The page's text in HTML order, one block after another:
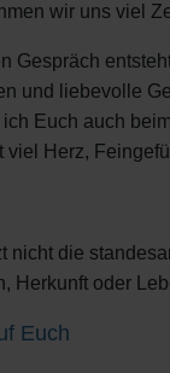
wir uns viel
Gespräch
und liebevolle
ich Euch auch
viel Herz,
nicht die
Herkunft oder
Euch